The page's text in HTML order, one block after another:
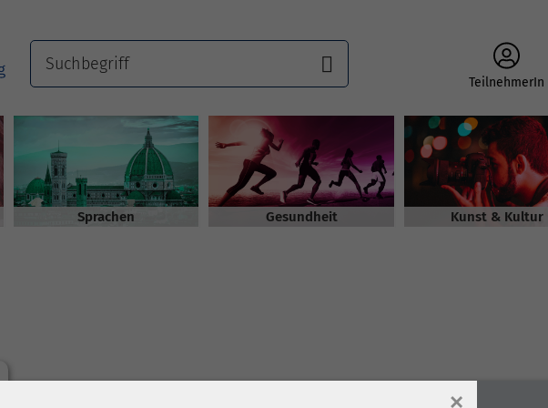
TeilnehmerIn
Sprachen Gesundheit Kunst & Kultur
×